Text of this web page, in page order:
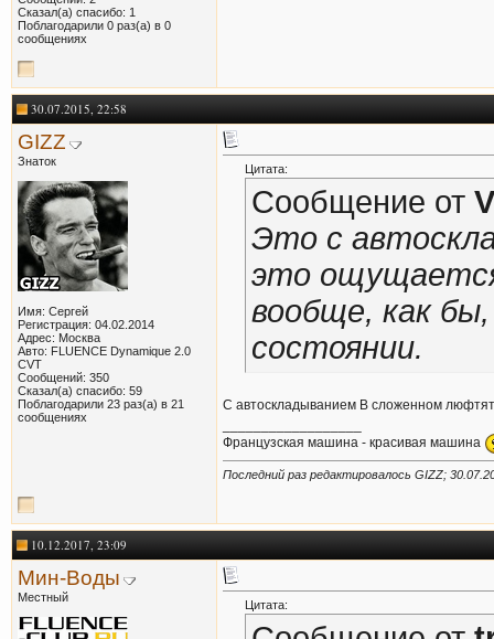
Сказал(а) спасибо: 1
Поблагодарили 0 раз(а) в 0
сообщениях
30.07.2015, 22:58
GIZZ
Знаток
Имя: Сергей
Регистрация: 04.02.2014
Адрес: Москва
Авто: FLUENCE Dynamique 2.0
CVT
Сообщений: 350
Сказал(а) спасибо: 59
Поблагодарили 23 раз(а) в 21
сообщениях
Цитата:
Сообщение от
Это с
это
вообще, как
состоянии.
С автоскладыванием В сложенном люфтят
Французская машина - красивая машина
Последний раз редактировалось GIZZ;
10.12.2017, 23:09
Мин-Воды
Местный
Цитата: